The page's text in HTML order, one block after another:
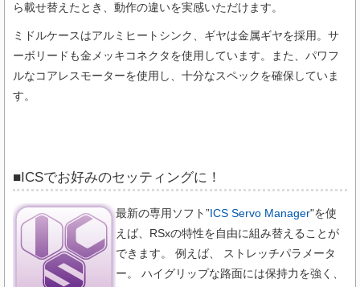
ら載せ替えたとき、動作の違いを実感いただけます。
ミドルケースはアルミヒートシンク、ギヤは金属ギヤを採用。サ
ーボリードも金メッキコネクタを使用しています。また、パワフ
ルなコアレスモーターを使用し、十分なスペックを確保していま
す。
■ICSでお好みのセッティングに！
最新の専用ソフト”ICS Servo Manager"を使
えば、RSxの特性を自由に組み替えることが
できます。 例えば、 ストレッチパラメータ
ー。 ハイグリップな路面には保持力を強く、